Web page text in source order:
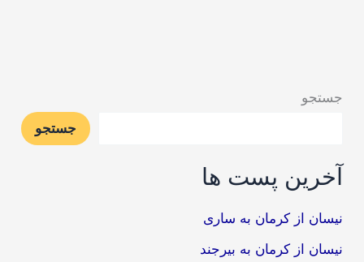
جستجو
جستجو
آخرین پست ها
نیسان از کرمان به ساری
نیسان از کرمان به بیرجند